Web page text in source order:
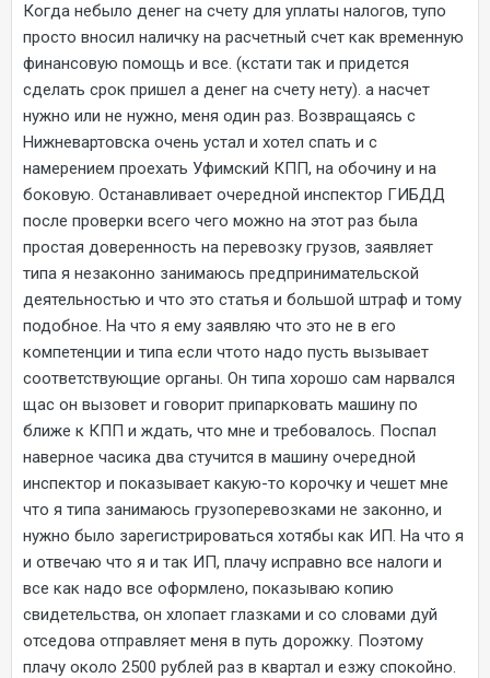
Когда небыло денег на счету для уплаты налогов, тупо
просто вносил наличку на расчетный счет как временную
финансовую помощь и все. (кстати так и придется
сделать срок пришел а денег на счету нету). а насчет
нужно или не нужно, меня один раз. Возвращаясь с
Нижневартовска очень устал и хотел спать и с
намерением проехать Уфимский КПП, на обочину и на
боковую. Останавливает очередной инспектор ГИБДД
после проверки всего чего можно на этот раз была
простая доверенность на перевозку грузов, заявляет
типа я незаконно занимаюсь предпринимательской
деятельностью и что это статья и большой штраф и тому
подобное. На что я ему заявляю что это не в его
компетенции и типа если чтото надо пусть вызывает
соответствующие органы. Он типа хорошо сам нарвался
щас он вызовет и говорит припарковать машину по
ближе к КПП и ждать, что мне и требовалось. Поспал
наверное часика два стучится в машину очередной
инспектор и показывает какую-то корочку и чешет мне
что я типа занимаюсь грузоперевозками не законно, и
нужно было зарегистрироваться хотябы как ИП. На что я
и отвечаю что я и так ИП, плачу исправно все налоги и
все как надо все оформлено, показываю копию
свидетельства, он хлопает глазками и со словами дуй
отседова отправляет меня в путь дорожку. Поэтому
плачу около 2500 рублей раз в квартал и езжу спокойно.